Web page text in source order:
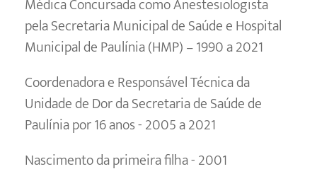
pela Secretaria Municipal de Saúde e Hospital
Municipal de Paulínia (HMP) – 1990 a 2021
Coordenadora e Responsável Técnica da
Unidade de Dor da Secretaria de Saúde de
Paulínia por 16 anos - 2005 a 2021
Nascimento da primeira filha - 2001